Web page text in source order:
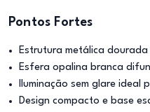
Pontos Fortes
Estrutura metálica
Esfera opalina branca
Iluminação sem glare ideal
Design compacto e base